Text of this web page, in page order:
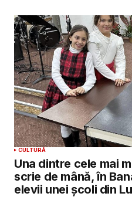
CULTURĂ
Una dintre cele mai
scrie de mână, în
elevii unei școli din